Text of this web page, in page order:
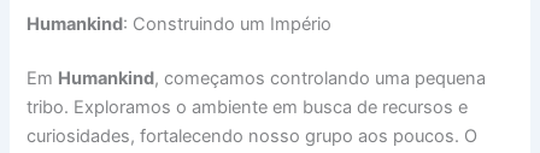
Humankind: Construindo um Império
Em Humankind, começamos controlando uma pequena
tribo. Exploramos o ambiente em busca de recursos e
curiosidades, fortalecendo nosso grupo aos poucos. O